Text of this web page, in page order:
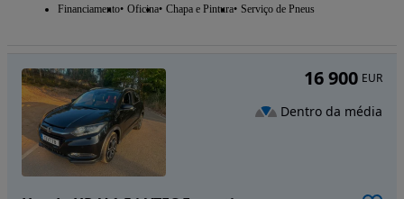
Financiamento Oficina Chapa e Pintura Serviço de Pneus
16 900 EUR
Dentro da média